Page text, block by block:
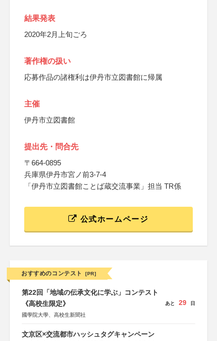
結果発表
2020年2月上旬ごろ
著作権の扱い
応募作品の諸権利は伊丹市立図書館に帰属
主催
伊丹市立図書館
提出先・問合先
〒664-0895
兵庫県伊丹市宮ノ前3-7-4
「伊丹市立図書館ことば蔵交流事業」担当 TR係
公式ホームページ
おすすめのコンテスト [PR]
第22回「地域の伝承文化に学ぶ」コンテスト
《高校生限定》
國學院大學、高校生新聞社
あと 29 日
文京区×交流都市ハッシュタグキャンペーン